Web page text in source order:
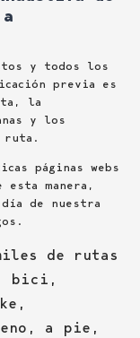
y todos los
previa es
la
y los
ruta.
páginas webs
manera,
de nuestra
de rutas
bici,
a pie,